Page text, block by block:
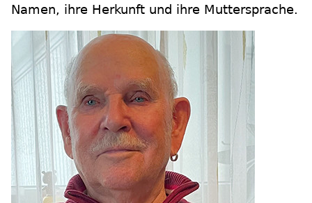
Namen, ihre Herkunft und ihre Muttersprache.